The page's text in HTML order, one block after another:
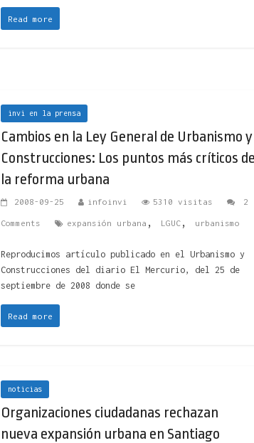
Read more
invi en la prensa
Cambios en la Ley General de Urbanismo y
Construcciones: Los puntos más críticos de
la reforma urbana
2008-09-25 infoinvi 5310 visitas 2
Comments expansión urbana , LGUC , urbanismo
Reproducimos artículo publicado en el Urbanismo y
Construcciones del diario El Mercurio, del 25 de
septiembre de 2008 donde se
Read more
noticias
Organizaciones ciudadanas rechazan
nueva expansión urbana en Santiago